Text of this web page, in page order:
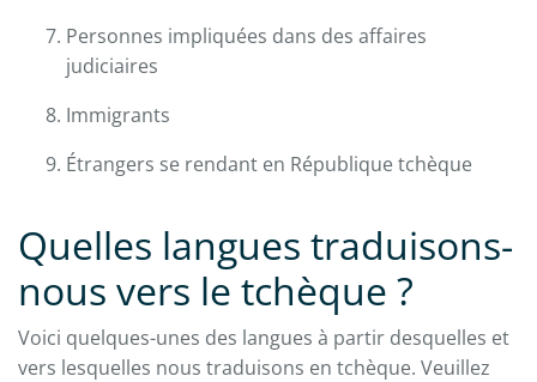
Personnes impliquées dans des affaires
judiciaires
Immigrants
Étrangers se rendant en République tchèque
Quelles langues traduisons-
nous vers le tchèque ?
Voici quelques-unes des langues à partir desquelles et
vers lesquelles nous traduisons en tchèque. Veuillez